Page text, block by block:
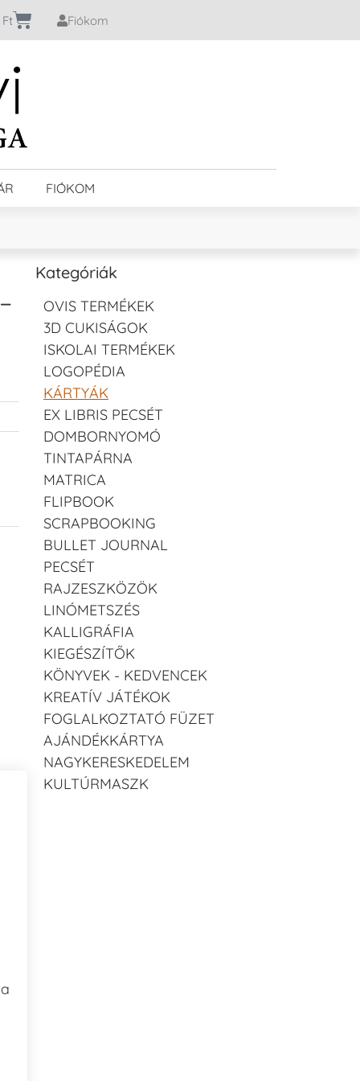
Ft Fiókom
FIÓKOM
Kategóriák
OVIS TERMÉKEK
3D CUKISÁGOK
ISKOLAI TERMÉKEK
LOGOPÉDIA
KÁRTYÁK
EX LIBRIS PECSÉT
DOMBORNYOMÓ
TINTAPÁRNA
MATRICA
FLIPBOOK
SCRAPBOOKING
BULLET JOURNAL
PECSÉT
RAJZESZKÖZÖK
LINÓMETSZÉS
KALLIGRÁFIA
KIEGÉSZÍTŐK
KÖNYVEK - KEDVENCEK
KREATÍV JÁTÉKOK
FOGLALKOZTATÓ FÜZET
AJÁNDÉKKÁRTYA
NAGYKERESKEDELEM
KULTÚRMASZK